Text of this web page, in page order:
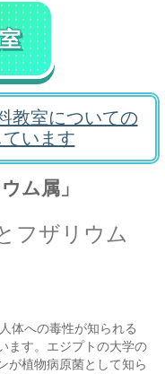
教室についての
います
ム属」
フザリウム
体への毒性が知られる
ます。エジプトの大学の
が植物病原菌として知ら